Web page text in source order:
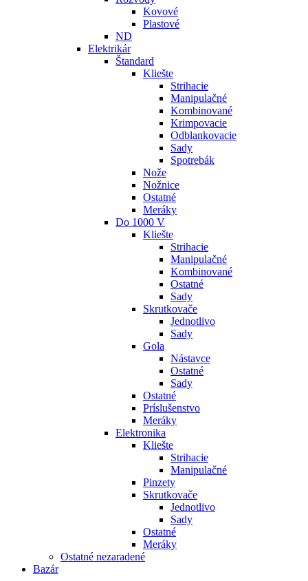
Kovové
Plastové
ND
Elektrikár
Štandard
Kliešte
Strihacie
Manipulačné
Kombinované
Krimpovacie
Odblankovacie
Sady
Spotrebák
Nože
Nožnice
Ostatné
Meráky
Do 1000 V
Kliešte
Strihacie
Manipulačné
Kombinované
Ostatné
Sady
Skrutkovače
Jednotlivo
Sady
Gola
Nástavce
Ostatné
Sady
Ostatné
Príslušenstvo
Meráky
Elektronika
Kliešte
Strihacie
Manipulačné
Pinzety
Skrutkovače
Jednotlivo
Sady
Ostatné
Meráky
Ostatné nezaradené
Bazár